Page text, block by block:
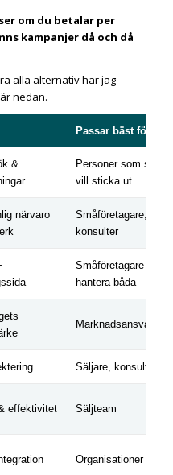
om du betalar per
kampanjer då och då
alla alternativ har jag
nedan.
Passar bäst för
&
Personer som söker
vill sticka ut
närvaro
Småföretagare,
konsulter
Småföretagare som
hantera båda
Marknadsansvariga,
Säljare, konsulter
effektivitet Säljteam
Organisationer